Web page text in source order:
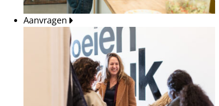
Aanvragen